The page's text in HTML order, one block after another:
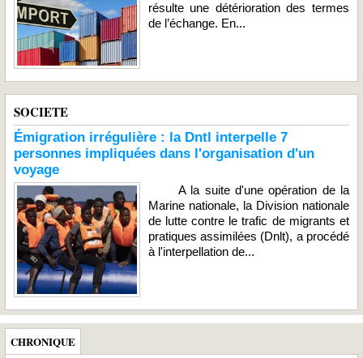
résulte une détérioration des termes
de l’échange. En...
SOCIETE
Émigration irrégulière : la Dntl interpelle 7
personnes impliquées dans l'organisation d'un
voyage
A la suite d'une opération de la
Marine nationale, la Division nationale
de lutte contre le trafic de migrants et
pratiques assimilées (Dnlt), a procédé
à l'interpellation de...
CHRONIQUE